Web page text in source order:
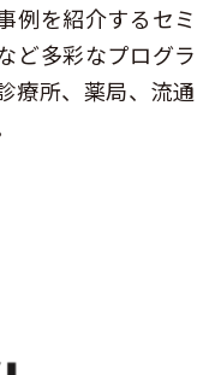
例を紹介するセミ
ど多彩なプログラ
療所、薬局、流通